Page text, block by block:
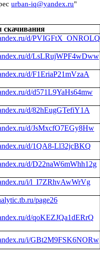
urban-iq@yandex.ru"
d/PVIGFtX_ONROLQ
d/LsLRujWPF4wDww
d/F1EriaP21mVzaA
d/d571L9YaHs64mw
d/82hEugGTefiY1A
d/JsMxcfO7EGy8Hw
d/1QA8-Ll32jcBKQ
d/D22naW6mWhh12g
i/l_I7ZRhvAwWrVg
page26
d/qoKEZJQa1dERrQ
i/GBt2M9FSK6NORw